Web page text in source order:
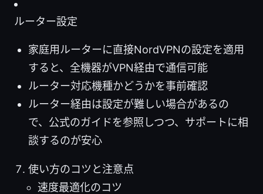
ルーター設定
家庭用ルーターに直接NordVPNの設定を適用
すると、全機器がVPN経由で通信可能
ルーター対応機種かどうかを事前確認
ルーター経由は設定が難しい場合があるの
で、公式のガイドを参照しつつ、サポートに相
談するのが安心
使い方のコツと注意点
速度最適化のコツ